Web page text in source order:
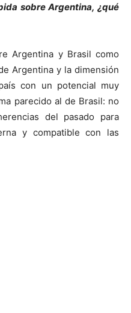
sobre Argentina, ¿qué
Argentina y Brasil como
Argentina y la dimensión
con un potencial muy
parecido al de Brasil: no
del pasado para
y compatible con las